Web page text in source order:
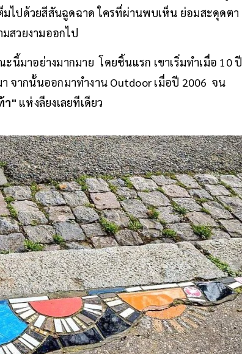
มไปด้วยสีสันฉูดฉาด ใครที่ผ่านพบเห็น ย่อมสะดุดตา
สวยงามออกไป
นี้มาอย่างมากมาย โดยชิ้นแรก เขาเริ่มทำเมื่อ 10 ปี
จากนั้นออกมาทำงาน Outdoor เมื่อปี 2006 จน
า" แห่งลียงเลยทีเดียว